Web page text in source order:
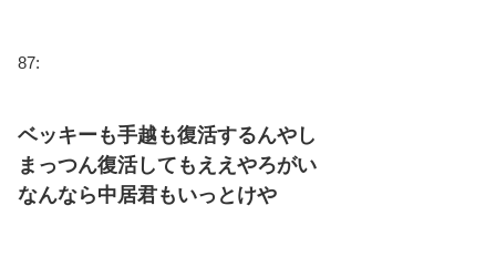
87:
ベッキーも手越も復活するんやし
まっつん復活してもええやろがい
なんなら中居君もいっとけや